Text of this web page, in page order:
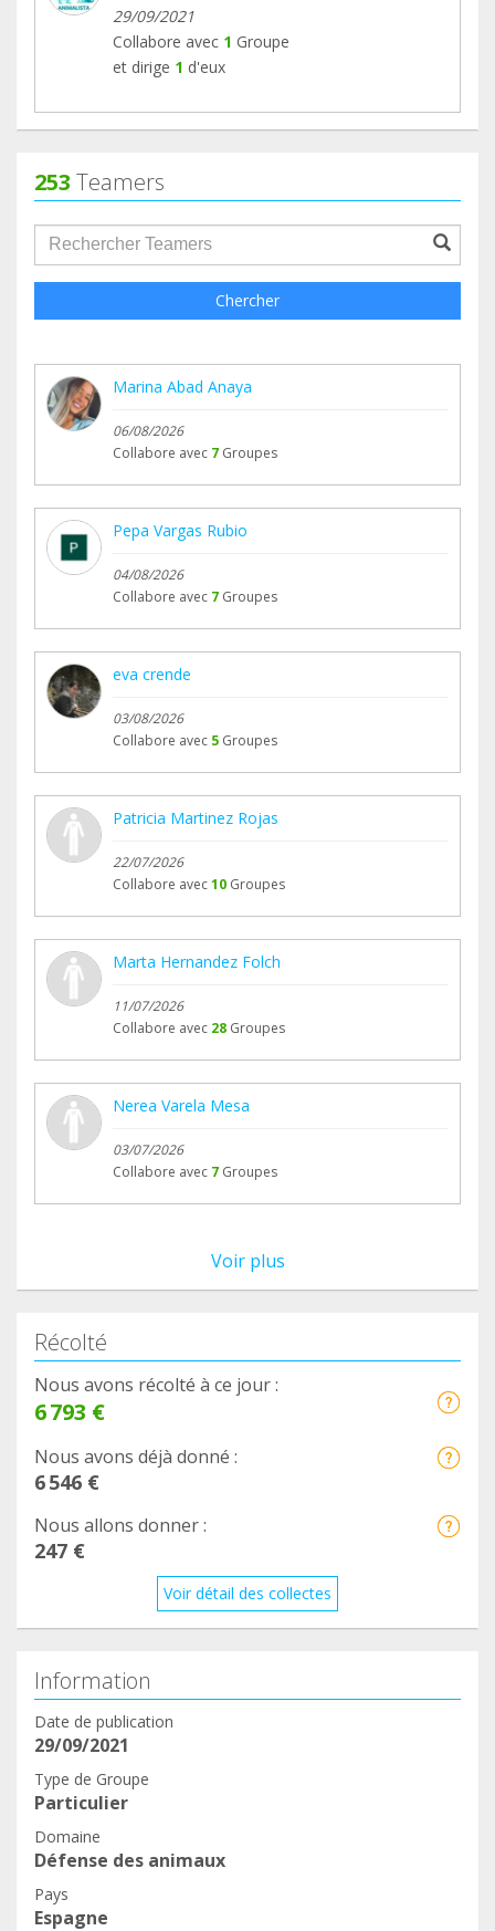
29/09/2021
Collabore avec 1 Groupe
et dirige 1 d'eux
253 Teamers
groupProfile.searchForm.search.text???
Chercher
Marina Abad Anaya
06/08/2026
Collabore avec 7 Groupes
Pepa Vargas Rubio
04/08/2026
Collabore avec 7 Groupes
eva crende
03/08/2026
Collabore avec 5 Groupes
Patricia Martinez Rojas
22/07/2026
Collabore avec10 Groupes
Marta Hernandez Folch
11/07/2026
Collabore avec 28 Groupes
Nerea Varela Mesa
03/07/2026
Collabore avec 7 Groupes
Voir plus
Récolté
Nous avons récolté à ce jour :
6 793 €
Nous avons déjà donné :
6 546 €
Nous allons donner :
247 €
Voir détail des collectes
Information
Date de publication
29/09/2021
Type de Groupe
Particulier
Domaine
Défense des animaux
Pays
Espagne